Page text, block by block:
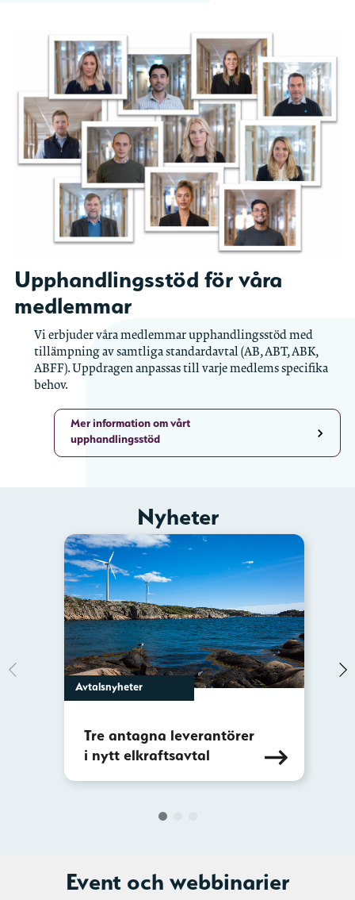
Upphandlingsstöd för våra
medlemmar
Vi erbjuder våra medlemmar upphandlingsstöd med
tillämpning av samtliga standardavtal (AB, ABT, ABK,
ABFF). Uppdragen anpassas till varje medlems specifika
behov.
Mer information om vårt
upphandlingsstöd
Nyheter
Avtalsnyheter
Tre antagna leverantörer
i nytt elkraftsavtal
Event och webbinarier